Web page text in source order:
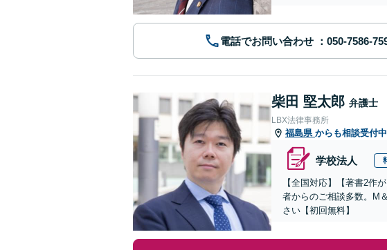
電話でお問い合わせ
柴田 堅太郎 弁護士
LBX法律事務所
福島県 からも相談受付中
学校法人
【全国対応】【著書2作
者からのご相談多数。M
さい【初回無料】